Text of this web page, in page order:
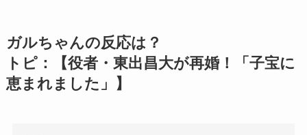
ガルちゃんの反応は？
トピ：【役者・東出昌大が再婚！「子宝に
恵まれました」】